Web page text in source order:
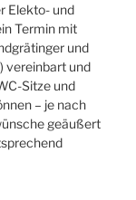
Elekto- und
Termin mit
und
vereinbart und
Sitze und
– je nach
geäußert